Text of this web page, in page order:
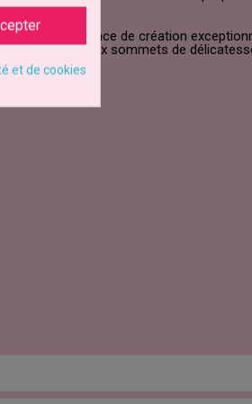
une expérience de création
à de nouveaux sommets de
et de cookies